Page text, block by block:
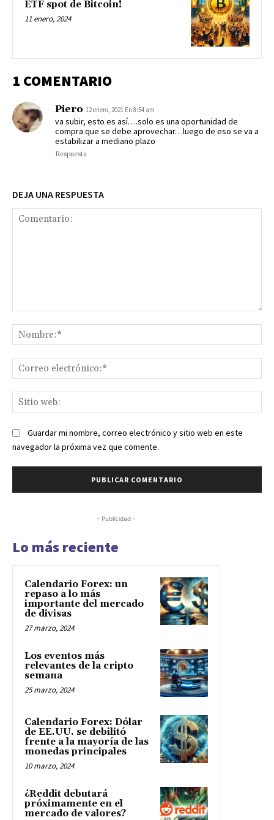
ETF spot de Bitcoin!
11 enero, 2024
1 COMENTARIO
Piero 12 enero, 2021 En 8:54 am
va subir, esto es así….solo es una oportunidad de
compra que se debe aprovechar…luego de eso se va a
estabilizar a mediano plazo
Respuesta
DEJA UNA RESPUESTA
Guardar mi nombre, correo electrónico y sitio web en este
navegador la próxima vez que comente.
- Publicidad -
Lo más reciente
Calendario Forex: un
repaso a lo más
importante del mercado
de divisas
27 marzo, 2024
Los eventos más
relevantes de la cripto
semana
25 marzo, 2024
Calendario Forex: Dólar
de EE.UU. se debilitó
frente a la mayoría de las
monedas principales
10 marzo, 2024
¿Reddit debutará
próximamente en el
mercado de valores?